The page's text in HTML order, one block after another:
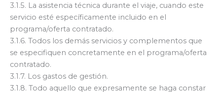
3.1.5. La asistencia técnica durante el viaje, cuando este
servicio esté específicamente incluido en el
programa/oferta contratado.
3.1.6. Todos los demás servicios y complementos que
se especifiquen concretamente en el programa/oferta
contratado.
3.1.7. Los gastos de gestión.
3.1.8. Todo aquello que expresamente se haga constar